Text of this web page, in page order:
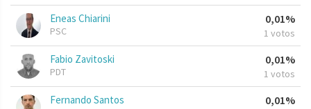
Eneas Chiarini
PSC
0,01%
1 votos
Fabio Zavitoski
PDT
0,01%
1 votos
Fernando Santos 0,01%